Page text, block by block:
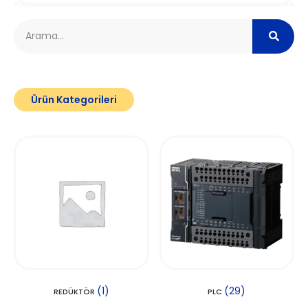
Ürün Kategorileri
REDÜKTÖR (1) PLC (29)